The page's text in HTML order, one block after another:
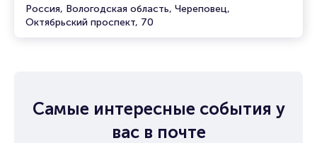
Россия, Вологодская область, Череповец,
Октябрьский проспект, 70
Самые интересные события у
вас в почте